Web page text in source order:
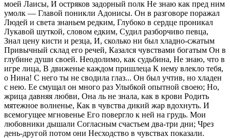
моей Лаисы, И остряков задорный полк Не знаю как пред ним
умолк — Главой поникли Адонисы. Он в разговоре поражал
Людей и света знаньем редким, Глубоко в сердце проникал
Лукавой шуткой, словом едким, Судил разборчиво певца,
Знал цену кисти и резца, И, сколько ни был хладно-сжатым
Привычный склад его речей, Казался чувствами богатым Он в
глубине души своей. Неодолимо, как судьбина, Не знаю, что в
игре лица, В движенье каждом пришлеца К нему влекло тебя,
о Нина! С него ты не сводила глаз... Он был учтив, но хладен
с нею. Ее смущал он много раз Улыбкой опытной своею; Но,
жрица давняя любви, Она ль не знала, как в крови Родить
мятежное волненье, Как в чувства дикий жар вдохнуть. И
всемогущее мгновенье Его повергло к ней на грудь. Мои
любовники дышали Согласным счастьем два-три дни; Чрез
день-другой потом они Несходство в чувствах показали.